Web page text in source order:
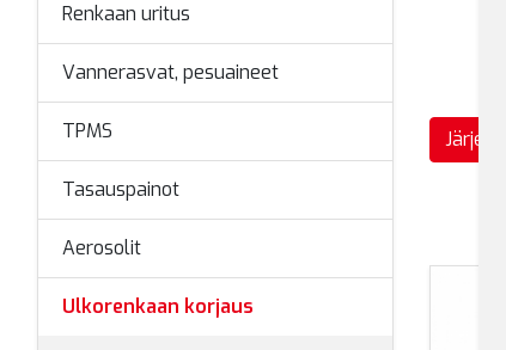
Renkaan uritus
Vannerasvat, pesuaineet
TPMS
Tasauspainot
Aerosolit
Ulkorenkaan korjaus
Järjestä